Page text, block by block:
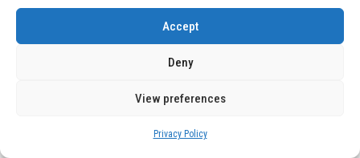
Accept
Deny
View preferences
Privacy Policy
December 24, 2025
Devastadora Explosión en Residencia
de Ancianos de Pensilvania Deja al